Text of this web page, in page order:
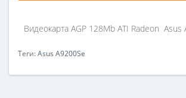
Видеокарта AGP 128Mb ATI Radeon Asus
Теги:Asus A9200Se